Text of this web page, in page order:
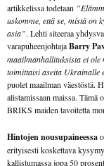
artikkelissa todetaan
uskomme, että se, mistä on
asia”. Lehti siteeraa
varapuheenjohtajaBarry
maailmanhallituksista ei ole
toimittaisi aseita Ukrainalle
puolet maailman väestöstä.
alistamissaan maissa. Tämä
BRIKS maiden tavoitetta
Hintojen nousupaineessa
erityisesti koskettava
kallistumassa jopa 50